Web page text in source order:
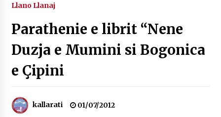
GJONBRATAJ NË TIRANË
09/08/2026
DURRËS: ZGJEDHJE TË REJA TË DEGËS SË
16/07/2026
07/07/2026
Llano Llanaj
Parathenie e librit “Nene
Duzja e Mumini si Bogonica
e Çipini
kallarati 01/07/2012